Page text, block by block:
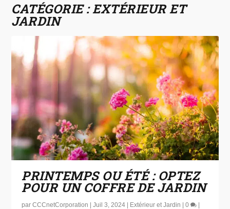
CATÉGORIE :EXTÉRIEUR ET
JARDIN
PRINTEMPS OU ÉTÉ : OPTEZ
POUR UN COFFRE DE JARDIN
parCCCnetCorporation |Juil 3, 2024 | Extérieur et Jardin |0 |